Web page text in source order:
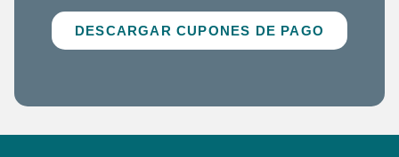
DESCARGAR CUPONES DE PAGO